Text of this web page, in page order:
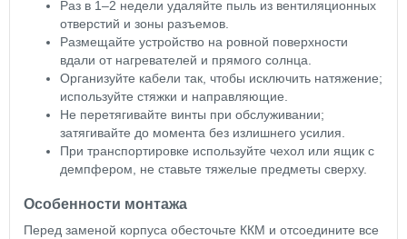
Раз в 1–2 недели удаляйте пыль из вентиляционных
отверстий и зоны разъемов.
Размещайте устройство на ровной поверхности
вдали от нагревателей и прямого солнца.
Организуйте кабели так, чтобы исключить натяжение;
используйте стяжки и направляющие.
Не перетягивайте винты при обслуживании;
затягивайте до момента без излишнего усилия.
При транспортировке используйте чехол или ящик с
демпфером, не ставьте тяжелые предметы сверху.
Особенности монтажа
Перед заменой корпуса обесточьте ККМ и отсоедините все